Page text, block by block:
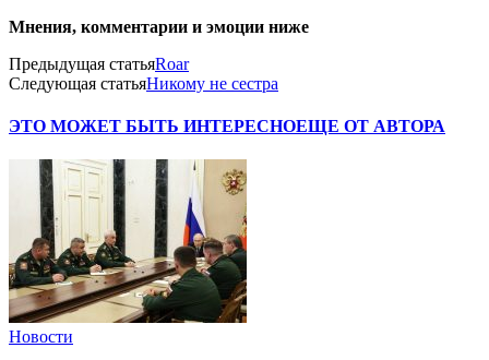
Мнения, комментарии и эмоции ниже
Предыдущая статьяRoar
Следующая статьяНикому не сестра
ЭТО МОЖЕТ БЫТЬ ИНТЕРЕСНОЕЩЕ ОТ АВТОРА
Новости